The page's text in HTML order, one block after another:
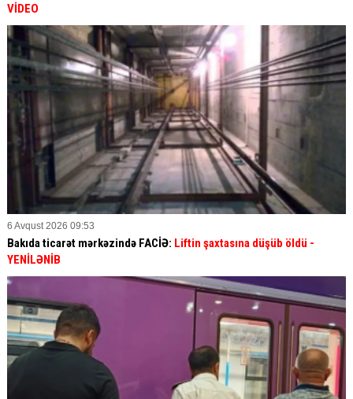
VİDEO
6 Avqust 2026 09:53
Bakıda ticarət mərkəzində FACİƏ: Liftin şaxtasına düşüb öldü -
YENİLƏNİB